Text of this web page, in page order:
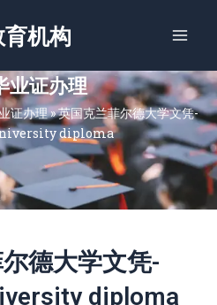
机构
业证办理
证办理»英国克兰菲尔德大学文凭-
diploma
德大学文凭-
diploma